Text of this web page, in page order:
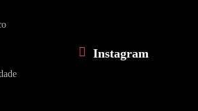
Instagram